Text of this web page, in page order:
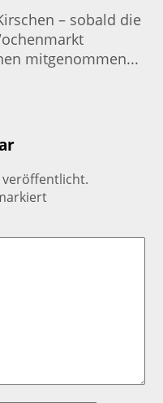
– sobald die
mitgenommen...
veröffentlicht.